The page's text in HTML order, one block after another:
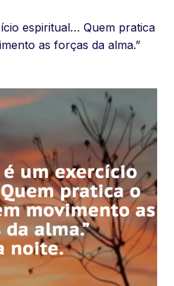
espiritual… Quem pratica
as forças da alma.”